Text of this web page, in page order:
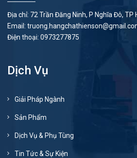
Địa chỉ: 72 Trần Đăng Ninh, P Nghĩa Đô, TP
Email:
Điện thoại: 0973277875
Dịch Vụ
Giải Pháp Ngành
Sản Phẩm
Dịch Vụ & Phụ Tùng
Tin Tức & Sự Kiện